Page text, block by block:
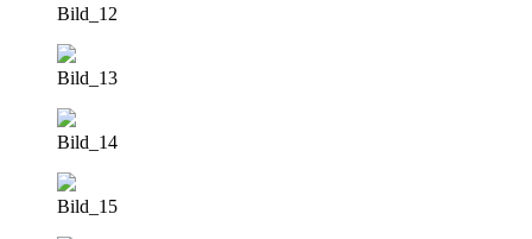
Bild_12
Bild_13
Bild_14
Bild_15